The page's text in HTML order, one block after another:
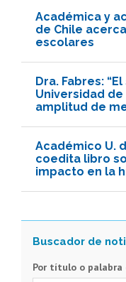
Académica y
de Chile
escolares
Dra. Fabres:
Universidad de
amplitud de
Académico U.
coedita libro
impacto en la
Por título o palabra